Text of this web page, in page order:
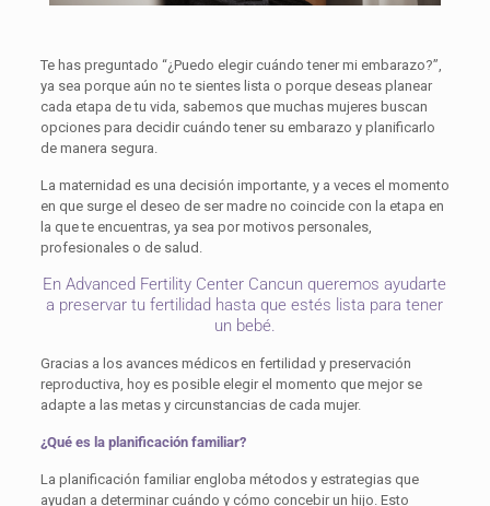
Te has preguntado “¿Puedo elegir cuándo tener mi embarazo?”,
ya sea porque aún no te sientes lista o porque deseas planear
cada etapa de tu vida, sabemos que muchas mujeres buscan
opciones para decidir cuándo tener su embarazo y planificarlo
de manera segura.
La maternidad es una decisión importante, y a veces el momento
en que surge el deseo de ser madre no coincide con la etapa en
la que te encuentras, ya sea por motivos personales,
profesionales o de salud.
En Advanced Fertility Center Cancun queremos ayudarte
a preservar tu fertilidad hasta que estés lista para tener
un bebé.
Gracias a los avances médicos en fertilidad y preservación
reproductiva, hoy es posible elegir el momento que mejor se
adapte a las metas y circunstancias de cada mujer.
¿Qué es la planificación familiar?
La planificación familiar engloba métodos y estrategias que
ayudan a determinar cuándo y cómo concebir un hijo. Esto